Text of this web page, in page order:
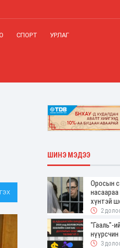
СПОРТ УРЛАГ
ШИНЭ МЭДЭЭ
Оросын
хүнтэй
2
"Гааль"-
3